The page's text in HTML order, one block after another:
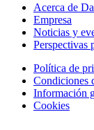
Acerca de
Empresa
Noticias y
Perspectivas
Política de
Condiciones
Información
Cookies